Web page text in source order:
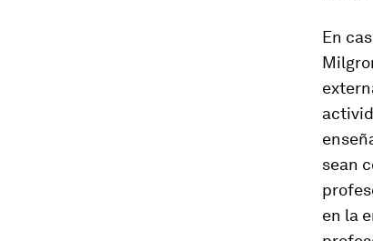
En
sean
en la